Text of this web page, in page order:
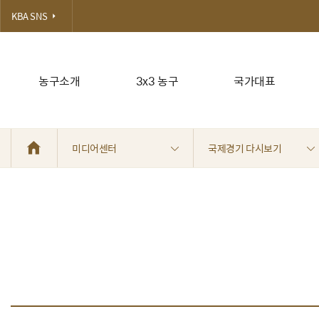
농구소개 3x3 농구 국가대표
KBA SNS
미디어센터 국제경기 다시보기